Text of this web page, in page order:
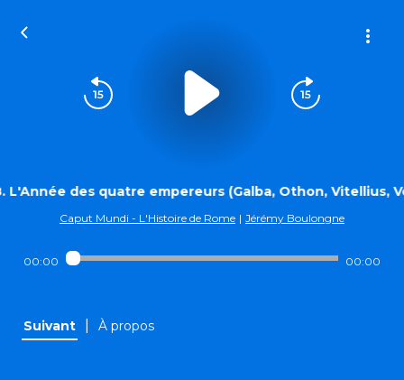
L'Année des quatre empereurs (Galba, Othon, Vitellius,
Caput Mundi - L'Histoire de Rome | Jérémy Boulongne
00:00 00:00
Suivant À propos